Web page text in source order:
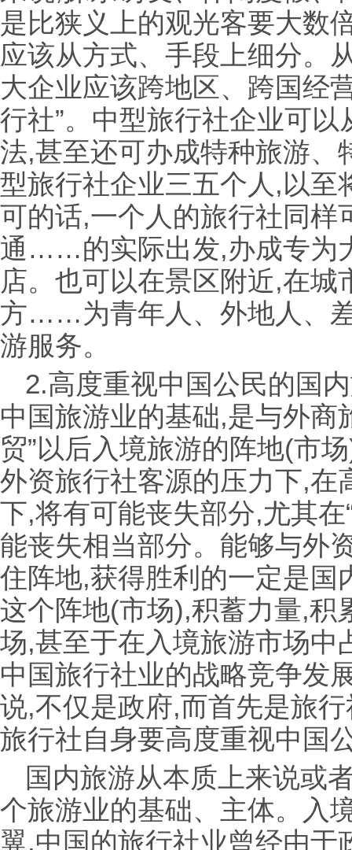
是比狭义上的观光客要大数
应该从方式、手段上细分。
大企业应该跨地区、跨国经
行社”。中型旅行社企业可
法,甚至还可办成特种旅游、
型旅行社企业三五个人,以至
可的话,一个人的旅行社同样
通……的实际出发,办成专为
店。也可以在景区附近,在城
方……为青年人、外地人、
游服务。
2.高度重视中国公民的国
中国旅游业的基础,是与外商
贸”以后入境旅游的阵地(市
外资旅行社客源的压力下,在
下,将有可能丧失部分,尤其
能丧失相当部分。能够与外
住阵地,获得胜利的一定是国
这个阵地(市场),积蓄力量,积
场,甚至于在入境旅游市场中
中国旅行社业的战略竞争发
说,不仅是政府,而首先是旅
旅行社自身要高度重视中国
国内旅游从本质上来说或
个旅游业的基础、主体。入
翼,中国的旅行社业曾经由